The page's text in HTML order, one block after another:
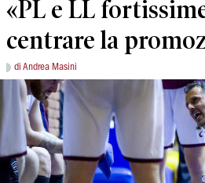
«PL e LL
centrare la
di Andrea Masini